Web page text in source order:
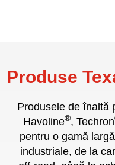
Produse
Produsele de înaltă
Havoline
, Techron